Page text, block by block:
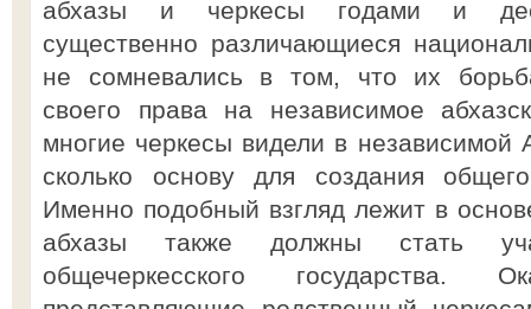
абхазы и черкесы годами и
существенно различающиеся
не сомневались в том, что их
своего права на независимое
многие черкесы видели в независимой
сколько основу для создания общего
Именно подобный взгляд лежит в
абхазы также должны стать
общечеркесского государства.